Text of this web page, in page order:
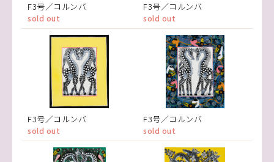
F3号／コルンバ
sold out
F3号／コルンバ
sold out
F3号／コルンバ
sold out
F3号／コルンバ
sold out